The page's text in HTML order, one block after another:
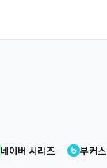
네이버 시리즈 부커스